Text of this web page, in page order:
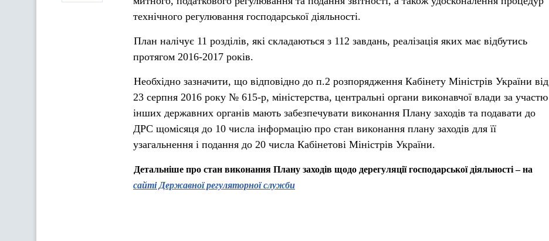
технічного регулювання господарської діяльності.
План налічує 11 розділів, які складаються з 112 завдань, реалізація яких має відбутись
протягом 2016-2017 років.
Необхідно зазначити, що відповідно до п.2 розпорядження Кабінету Міністрів України від
23 серпня 2016 року № 615-р, міністерства, центральні органи виконавчої влади за участю
інших державних органів мають забезпечувати виконання Плану заходів та подавати до
ДРС щомісяця до 10 числа інформацію про стан виконання плану заходів для її
узагальнення і подання до 20 числа Кабінетові Міністрів України.
Детальніше про стан виконання Плану заходів щодо дерегуляції господарської діяльності – на
сайті Державної регуляторної служби